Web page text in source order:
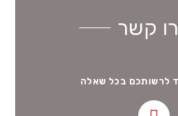
קשר
לרשותכם בכל שאלה